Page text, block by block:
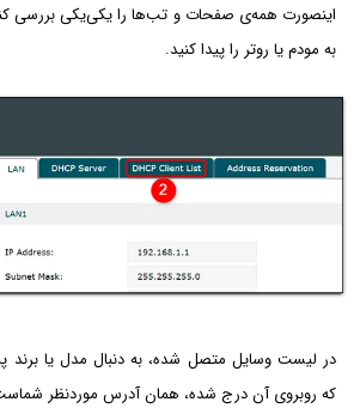
اینصورت همه‌ی صفحات و تب‌ها را یکی‌یکی بررسی
به مودم یا روتر را پیدا کنید.
در لیست وسایل متصل شده، به دنبال مدل یا برند
که روبروی آن درج شده، همان آدرس موردنظر